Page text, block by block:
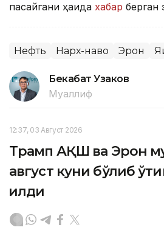
пасайгани ҳақида хабар берган
Нефть Нарх-наво Эрон
Бекабат Узаков
Муаллиф
12:37, 03 Август 2026
Трамп АҚШ ва Эрон
август куни бўлиб
қилди